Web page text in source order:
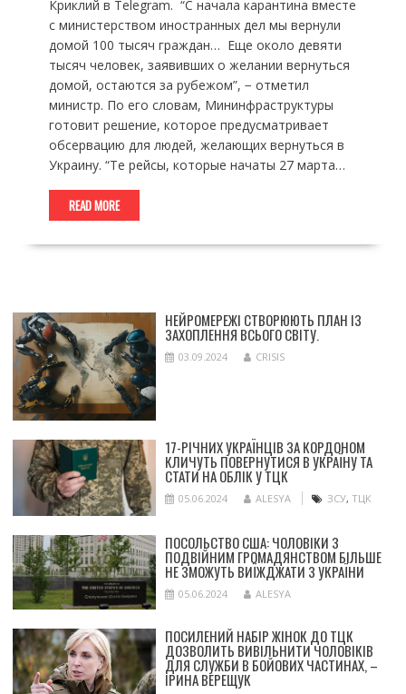
Криклий в Telegram. “С начала карантина вместе
с министерством иностранных дел мы вернули
домой 100 тысяч граждан… Еще около девяти
тысяч человек, заявивших о желании вернуться
домой, остаются за рубежом”, − отметил
министр. По его словам, Мининфраструктуры
готовит решение, которое предусматривает
обсервацию для людей, желающих вернуться в
Украину. “Те рейсы, которые начаты 27 марта…
READ MORE
НЕЙРОМЕРЕЖІ СТВОРЮЮТЬ ПЛАН ІЗ
ЗАХОПЛЕННЯ ВСЬОГО СВІТУ.
03.09.2024 CRISIS
17-РІЧНИХ УКРАЇНЦІВ ЗА КОРДОНОМ
КЛИЧУТЬ ПОВЕРНУТИСЯ В УКРАЇНУ ТА
СТАТИ НА ОБЛІК У ТЦК
05.06.2024 ALESYA ЗСУ, ТЦК
ПОСОЛЬСТВО США: ЧОЛОВІКИ З
ПОДВІЙНИМ ГРОМАДЯНСТВОМ БІЛЬШЕ
НЕ ЗМОЖУТЬ ВИЇЖДЖАТИ З УКРАЇНИ
05.06.2024 ALESYA
ПОСИЛЕНИЙ НАБІР ЖІНОК ДО ТЦК
ДОЗВОЛИТЬ ВИВІЛЬНИТИ ЧОЛОВІКІВ
ДЛЯ СЛУЖБИ В БОЙОВИХ ЧАСТИНАХ, –
ІРИНА ВЕРЕЩУК